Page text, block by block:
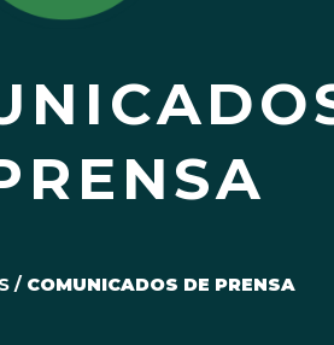
/ COMUNICADOS DE PRENSA